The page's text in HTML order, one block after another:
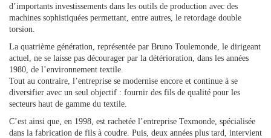
d’importants investissements dans les outils de production avec des
machines sophistiquées permettant, entre autres, le retordage double
torsion.
La quatrième génération, représentée par Bruno Toulemonde, le dirigeant
actuel, ne se laisse pas décourager par la détérioration, dans les années
1980, de l’environnement textile.
Tout au contraire, l’entreprise se modernise encore et continue à se
diversifier avec un seul objectif : fournir des fils de qualité pour les
secteurs haut de gamme du textile.
C’est ainsi que, en 1998, est rachetée l’entreprise Texmonde, spécialisée
dans la fabrication de fils à coudre. Puis, deux années plus tard, intervient